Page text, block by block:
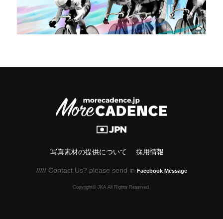
写真素材の提供について 採用情報
///// Contact Us? please send in Facebook Message
Copyright© JKA.All Rights Reserved.